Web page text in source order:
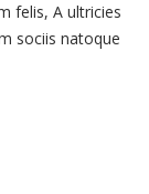
felis, A ultricies
sociis natoque